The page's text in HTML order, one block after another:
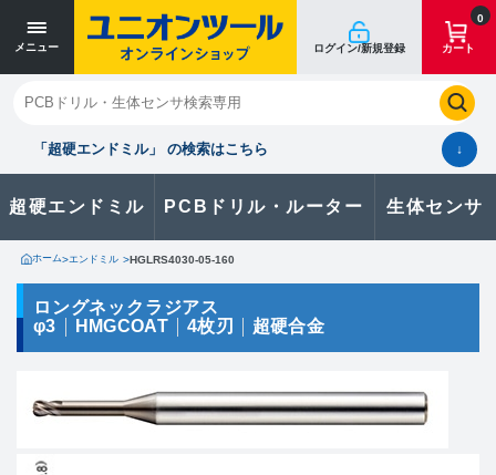
メニュー ログイン/新規登録
0
カート
「超硬エンドミル」 の検索はこちら ↓
超硬エンドミル PCBドリル・ルーター 生体センサ
閉じる
お気に入り クイックオーダー 購入履歴
製品に関するお問い合わせはこちら
お問い合わせ
カタログ一覧
ホーム>エンドミル >HGLRS4030-05-160
ロングネックラジアス
φ3
HMGCOAT 4枚刃 超硬合金
寸法単位 [mm]
寸法単位 [mm]